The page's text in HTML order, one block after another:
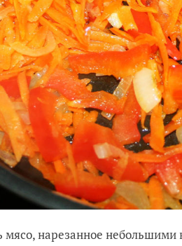
мясо, нарезанное